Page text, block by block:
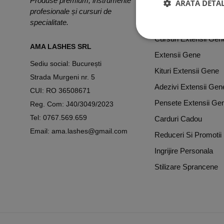
profesionale și cursuri de
specialitate.
AMA LASHES SRL
Sediu social: București
Strada Murgeni nr. 5
CUI: RO 36508671
Reg. Com: J40/3049/2023
Tel: 0767.569.659
Email: ama.lashes@gmail.com
Cursuri Extensii
Extensii Gene
Kituri Extensii Gene
Adezivi Extensii
Pensete Extensii
Carduri Cadou
Reduceri Si Promotii
Ingrijire Personala
Stilizare Sprancene
ARATĂ